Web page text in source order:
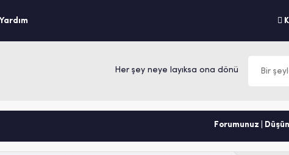
Yardım
Her şey neye layıksa ona dönüşür. -Mevlana
Forumunuz | Düşünce